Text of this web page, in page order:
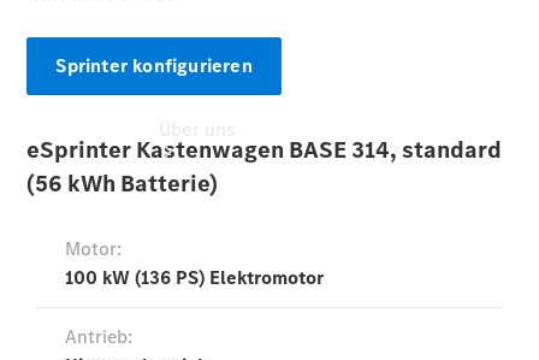
Sprinter konfigurieren